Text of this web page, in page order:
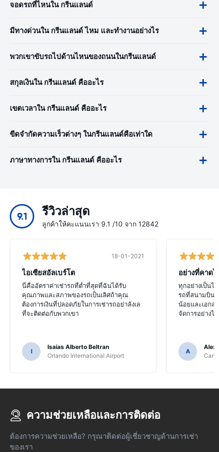
จอดรถที่ไหนใน กรีนแลนด์
มีทางด่วนใน กรีนแลนด์ ไหม และทำงานอย่างไร
พวกเขาขับรถไปด้านไหนของถนนในกรีนแลนด์
สกุลเงินใน กรีนแลนด์ คืออะไร
เขตเวลาใน กรีนแลนด์ คืออะไร
ขีดจำกัดความเร็วต่างๆ ในกรีนแลนด์คือเท่าใด
ภาษาทางการใน กรีนแลนด์ คืออะไร
9.1 รีวิวล่าสุด
ลูกค้าให้คะแนนเรา 9.1 /10 จาก 12842
18-01-2021
ไอเซียสอัลเบร์โต
นี่คืออัตราค่าเช่ารถที่ต่ำที่สุดที่ฉันได้รับ
คุณภาพและสภาพของรถเป็นเลิศถ้าคุณ
ต้องการเงินที่ปลอดภัยในการเช่ารถอย่าลังเล
ที่จะติดต่อกับพวกเขา
I
Isaias Alberto Beltran
Orlando International Airport
อย่างที่คาดไ
ทุกอย่างเป็นไ
รถที่สนามบิน
น้อยและเอกส
จัดการอย่างไ
A
Alex
ความช่วยเหลือและการติดต่อ
ต้องการความช่วยเหลือ? กรุณาติดต่อผู้เชี่ยวชาญด้านการเช่า
ของเรา